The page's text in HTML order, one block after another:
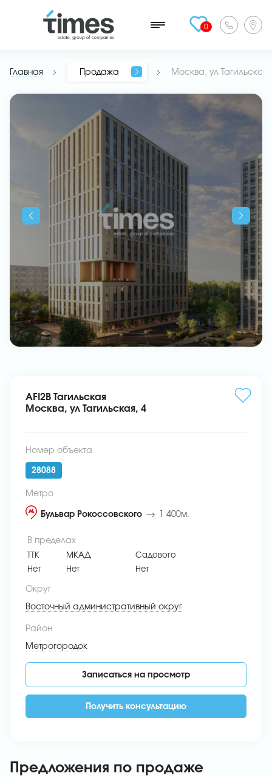
0
Главная Продажа Москва, ул Тагильская,
Предложения по продаже
AFI2B Тагильская
Москва, ул Тагильская, 4
Номер объекта
28088
Метро
Бульвар Рокоссовского 1 400м.
В пределах
ТТК МКАД
Садового
Нет
Нет Нет
Округ
Восточный административный округ
Район
Метрогородок
Записаться на просмотр
Получить консультацию